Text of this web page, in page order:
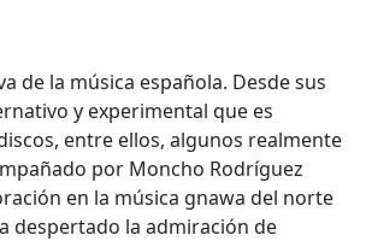
de la música española. Desde sus
y experimental que es
entre ellos, algunos realmente
por Moncho Rodríguez
en la música gnawa del norte
despertado la admiración de